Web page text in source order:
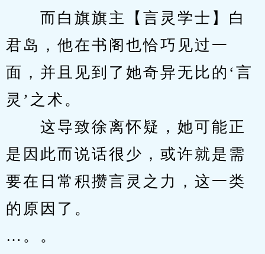
而白旗旗主【言灵学士】白
君岛，他在书阁也恰巧见过一
面，并且见到了她奇异无比的‘言
灵’之术。
这导致徐离怀疑，她可能正
是因此而说话很少，或许就是需
要在日常积攒言灵之力，这一类
的原因了。
…。。